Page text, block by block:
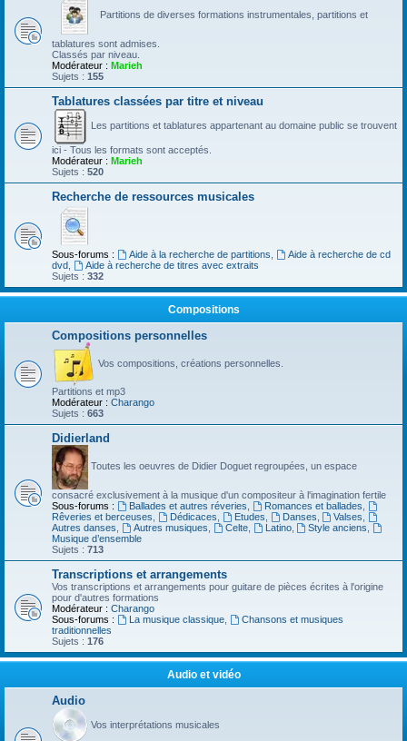
Partitions de diverses formations instrumentales, partitions et
tablatures sont admises.
Classés par niveau.
Modérateur : Marieh
Sujets : 155
Tablatures classées par titre et niveau
Les partitions et tablatures appartenant au domaine public se trouvent
ici - Tous les formats sont acceptés.
Modérateur : Marieh
Sujets : 520
Recherche de ressources musicales
Sous-forums : Aide à la recherche de partitions
Aide à recherche de cd
dvd
Aide à recherche de titres avec extraits
Sujets : 332
Compositions
Compositions personnelles
Vos compositions, créations personnelles.
Partitions et mp3
Modérateur : Charango
Sujets : 663
Didierland
Toutes les oeuvres de Didier Doguet regroupées, un espace
consacré exclusivement à la musique d'un compositeur à l'imagination fertile
Sous-forums :
Ballades et autres réveries Romances et ballades
Rêveries et berceuses
Dédicaces Etudes Danses Valses
Autres danses
Autres musiques Celte, Latino, Style anciens
Musique d’ensemble
Sujets : 713
Transcriptions et arrangements
Vos transcriptions et arrangements pour guitare de pièces écrites à l'origine
pour d'autres formations
Modérateur : Charango
Sous-forums :
La musique classique,
Chansons et musiques
traditionnelles
Sujets : 176
Audio et vidéo
Audio
Vos interprétations musicales